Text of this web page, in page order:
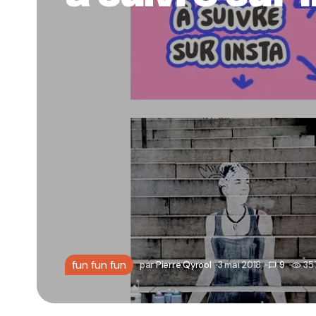
fun fun fun parPierre Qyrool 3 mai 2018 9